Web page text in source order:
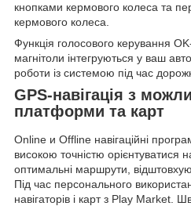
кнопками кермового колеса та
кермового колеса.
Функція голосового керування
магнітоли інтегруються у ваш
роботи із системою під час
GPS-навігація з
платформи та карт
Online и Offline навігаційні
високою точністю орієнтуватися
оптимальні маршрути,
Під час персонального
навігаторів і карт з Play Market .